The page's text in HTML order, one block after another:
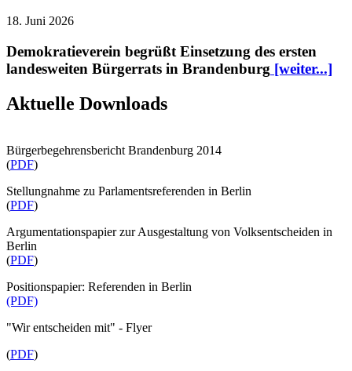
18. Juni 2026
Demokratieverein begrüßt Einsetzung des ersten
landesweiten Bürgerrats in Brandenburg [weiter...]
Aktuelle Downloads
Bürgerbegehrensbericht Brandenburg 2014
(PDF)
Stellungnahme zu Parlamentsreferenden in Berlin
(PDF)
Argumentationspapier zur Ausgestaltung von Volksentscheiden in
Berlin
(PDF)
Positionspapier: Referenden in Berlin
(PDF)
"Wir entscheiden mit" - Flyer
(PDF)